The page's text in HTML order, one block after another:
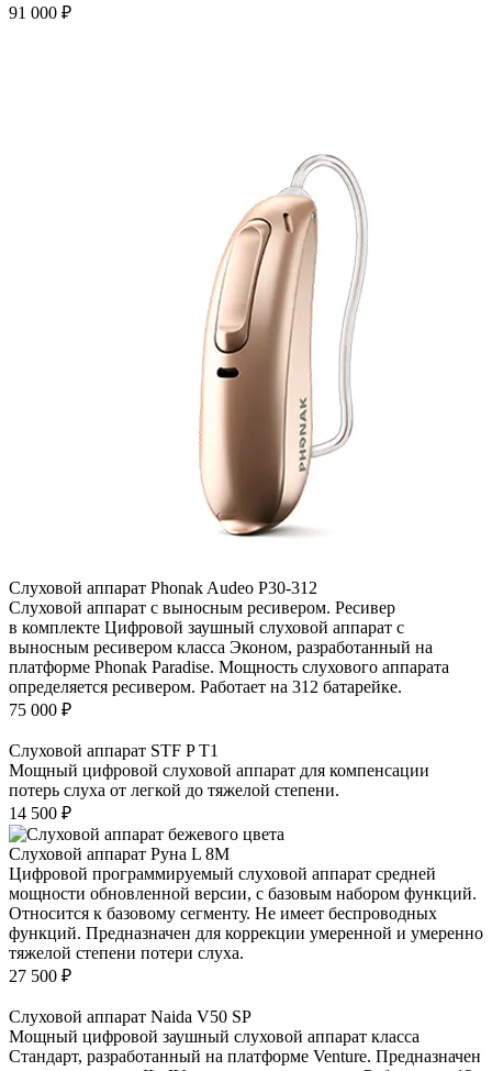
91 000 ₽
Слуховой аппарат Phonak Audeo P30-312
Слуховой аппарат с выносным ресивером. Ресивер
в комплекте Цифровой заушный слуховой аппарат с
выносным ресивером класса Эконом, разработанный на
платформе Phonak Paradise. Мощность слухового аппарата
определяется ресивером. Работает на 312 батарейке.
75 000 ₽
Слуховой аппарат STF P T1
Мощный цифровой слуховой аппарат для компенсации
потерь слуха от легкой до тяжелой степени.
14 500 ₽
Слуховой аппарат Руна L 8M
Цифровой программируемый слуховой аппарат средней
мощности обновленной версии, с базовым набором функций.
Относится к базовому сегменту. Не имеет беспроводных
функций. Предназначен для коррекции умеренной и умеренно
тяжелой степени потери слуха.
27 500 ₽
Слуховой аппарат Naida V50 SP
Мощный цифровой заушный слуховой аппарат класса
Стандарт, разработанный на платформе Venture. Предназначен